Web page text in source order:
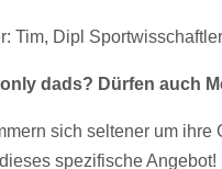
Tim, Dipl Sportwisschaftler
dads? Dürfen auch
sich seltener um
spezifische